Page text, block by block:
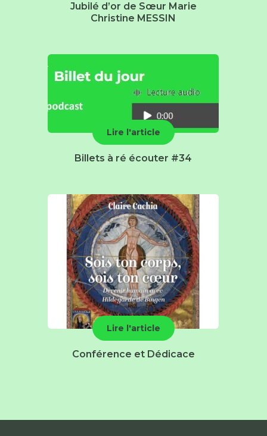
Jubilé d’or de Sœur Marie
Christine MESSIN
Lire l'article
Billets à ré écouter #34
Lire l'article
Conférence et Dédicace